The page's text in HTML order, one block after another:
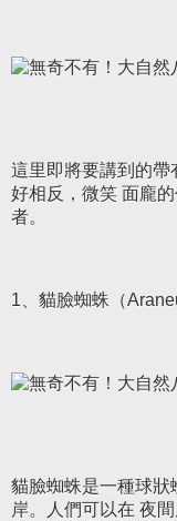
這里即將要講到的帶
好相反，微笑 面龐
者。
1、貓臉蜘蛛（
貓臉蜘蛛是一種球狀
岸。人們可以在 夜